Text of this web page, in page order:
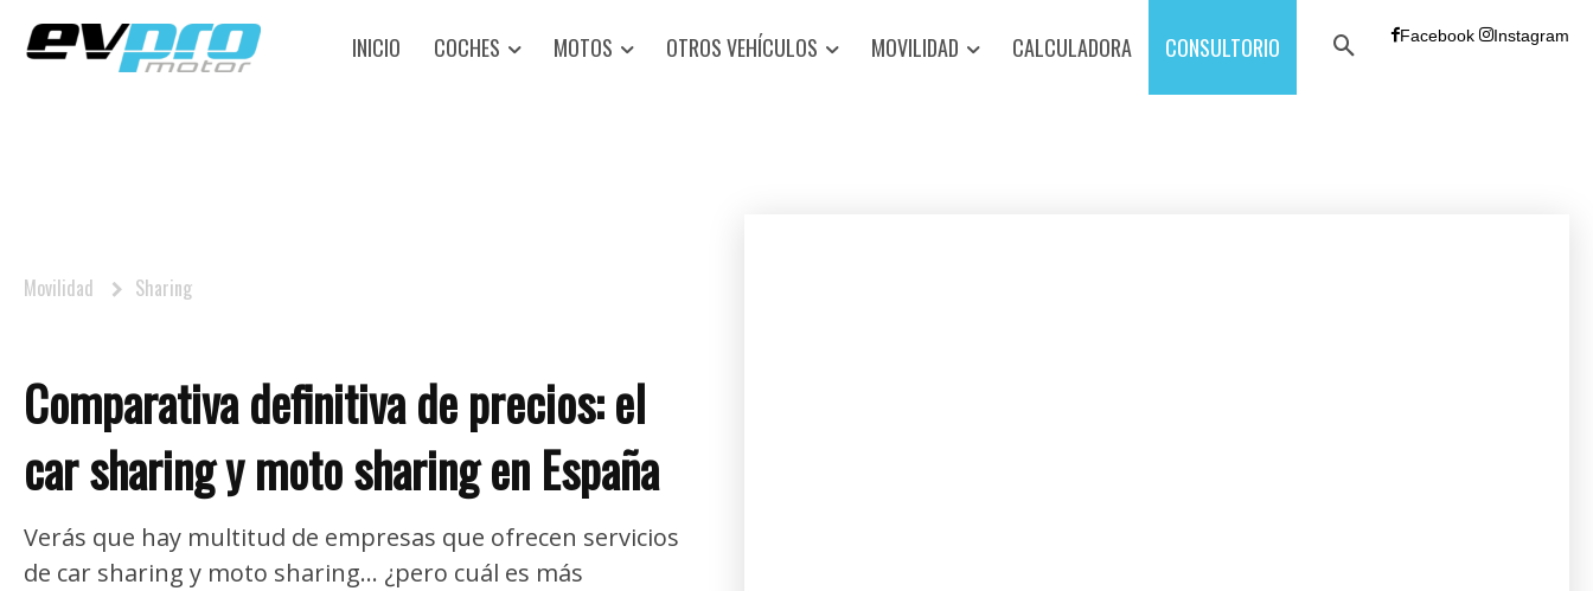
Facebook Instagram
INICIO COCHES MOTOS OTROS VEHÍCULOS MOVILIDAD CALCULADORA CONSULTORIO
Movilidad Sharing
Comparativa definitiva de precios: el
car sharing y moto sharing en España
Verás que hay multitud de empresas que ofrecen servicios
de car sharing y moto sharing… ¿pero cuál es más